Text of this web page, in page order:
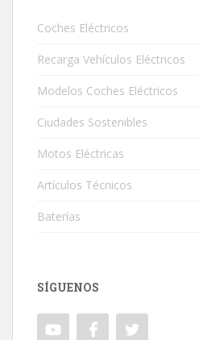
Coches Eléctricos
Recarga Vehículos Eléctricos
Modelos Coches Eléctricos
Ciudades Sostenibles
Motos Eléctricas
Artículos Técnicos
Baterías
SÍGUENOS